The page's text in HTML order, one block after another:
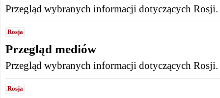
Przegląd wybranych informacji dotyczących Rosji.
Rosja
Przegląd mediów
Przegląd wybranych informacji dotyczących Rosji.
Rosja